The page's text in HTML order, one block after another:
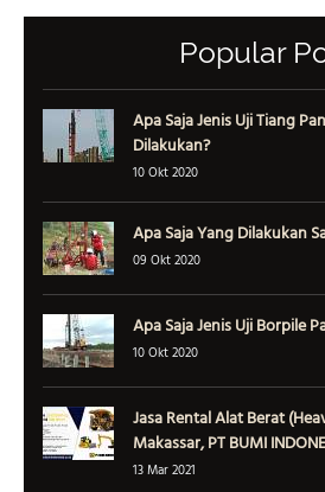
Popular
Apa Saja Jenis Uji Tiang
Dilakukan?
10 Okt 2020
Apa Saja Yang Dilakukan
09 Okt 2020
Apa Saja Jenis Uji Borpile
10 Okt 2020
Jasa Rental Alat Berat
Makassar, PT BUMI
13 Mar 2021